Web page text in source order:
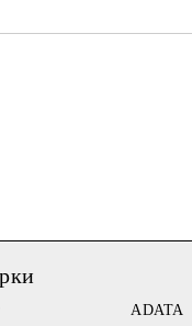
ADATA